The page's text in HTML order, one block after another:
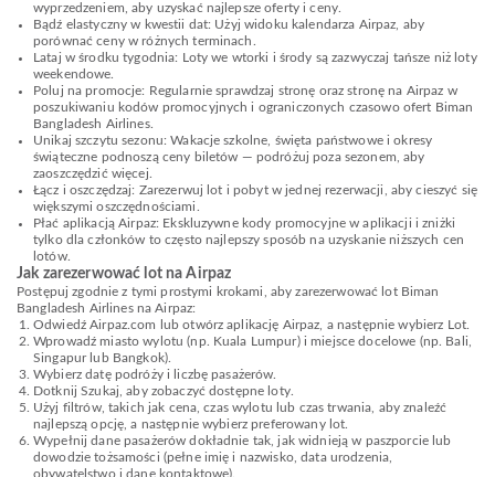
wyprzedzeniem, aby uzyskać najlepsze oferty i ceny.
Bądź elastyczny w kwestii dat: Użyj widoku kalendarza Airpaz, aby
porównać ceny w różnych terminach.
Lataj w środku tygodnia: Loty we wtorki i środy są zazwyczaj tańsze niż loty
weekendowe.
Poluj na promocje: Regularnie sprawdzaj stronę oraz stronę na Airpaz w
poszukiwaniu kodów promocyjnych i ograniczonych czasowo ofert Biman
Bangladesh Airlines.
Unikaj szczytu sezonu: Wakacje szkolne, święta państwowe i okresy
świąteczne podnoszą ceny biletów — podróżuj poza sezonem, aby
zaoszczędzić więcej.
Łącz i oszczędzaj: Zarezerwuj lot i pobyt w jednej rezerwacji, aby cieszyć się
większymi oszczędnościami.
Płać aplikacją Airpaz: Ekskluzywne kody promocyjne w aplikacji i zniżki
tylko dla członków to często najlepszy sposób na uzyskanie niższych cen
lotów.
Jak zarezerwować lot na Airpaz
Postępuj zgodnie z tymi prostymi krokami, aby zarezerwować lot Biman
Bangladesh Airlines na Airpaz:
Odwiedź Airpaz.com lub otwórz aplikację Airpaz, a następnie wybierz Lot.
Wprowadź miasto wylotu (np. Kuala Lumpur) i miejsce docelowe (np. Bali,
Singapur lub Bangkok).
Wybierz datę podróży i liczbę pasażerów.
Dotknij Szukaj, aby zobaczyć dostępne loty.
Użyj filtrów, takich jak cena, czas wylotu lub czas trwania, aby znaleźć
najlepszą opcję, a następnie wybierz preferowany lot.
Wypełnij dane pasażerów dokładnie tak, jak widnieją w paszporcie lub
dowodzie tożsamości (pełne imię i nazwisko, data urodzenia,
obywatelstwo i dane kontaktowe).